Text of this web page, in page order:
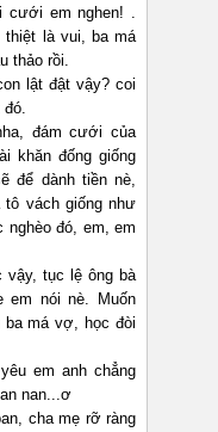
cưới em nghen! .
là vui, ba má
thảo rồi.
lật đật vậy? coi
đám cưới của
khăn đống giống
để dành tiền nè,
vách giống như
nghèo đó, em, em
vậy, tục lệ ông bà
em nói nè. Muốn
má vợ, học đòi
em anh chẳng
nan...ơ
cha mẹ rỡ ràng